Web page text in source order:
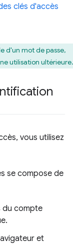
clés d'accès
d'un mot de passe,
utilisation ultérieure.
vous utilisez
se compose de
du compte
et